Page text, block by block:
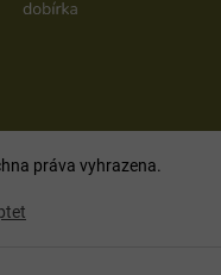
práva vyhrazena.